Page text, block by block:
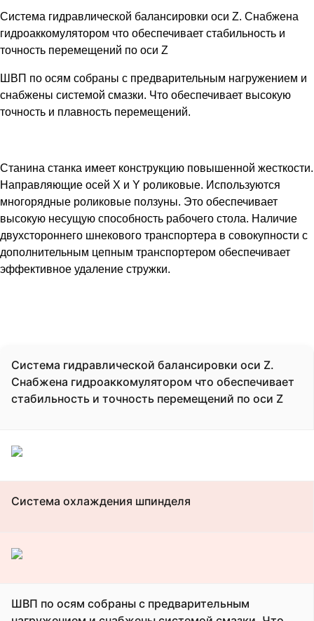
Система гидравлической балансировки оси Z. Снабжена
гидроаккомулятором что обеспечивает стабильность и
точность перемещений по оси Z
ШВП по осям собраны с предварительным нагружением и
снабжены системой смазки. Что обеспечивает высокую
точность и плавность перемещений.
Станина станка имеет конструкцию повышенной жесткости.
Направляющие осей X и Y роликовые. Используются
многорядные роликовые ползуны. Это обеспечивает
высокую несущую способность рабочего стола. Наличие
двухстороннего шнекового транспортера в совокупности с
дополнительным цепным транспортером обеспечивает
эффективное удаление стружки.
Система гидравлической балансировки оси Z.
Снабжена гидроаккомулятором что обеспечивает
стабильность и точность перемещений по оси Z
Система охлаждения шпинделя
ШВП по осям собраны с предварительным